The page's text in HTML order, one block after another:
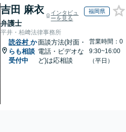
吉田 麻衣
弁護士
インタビュ
ーを見る
福岡県
平井・柏﨑法律事務所
読谷村 か
らも相談
受付中
面談方法(対面・
電話・ビデオな
ど)は応相談
営業時間：0
9:30~16:00
（平日）